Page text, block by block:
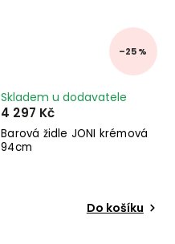
–25 %
Barová židle JONI krémová
94cm
Skladem u dodavatele
4 297 Kč
Do košíku